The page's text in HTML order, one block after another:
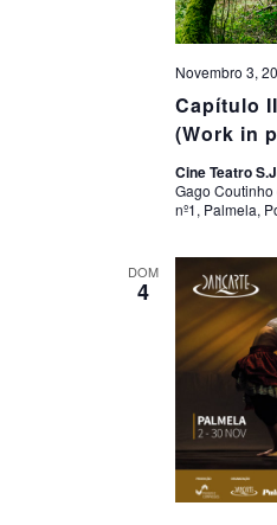
Capítulo
(Work in
Novembro 3,
Cine Teatro
Gago
nº1, Palmela,
DOM
4